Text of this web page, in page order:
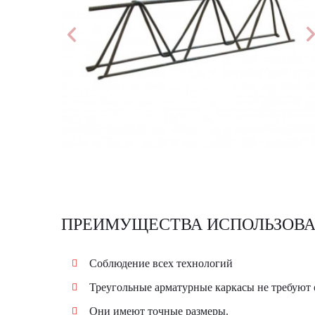
ПРЕИМУЩЕСТВА
​Соблюдение всех технологий
Треугольные арматурные каркасы не требуют
Они имеют точные размеры.